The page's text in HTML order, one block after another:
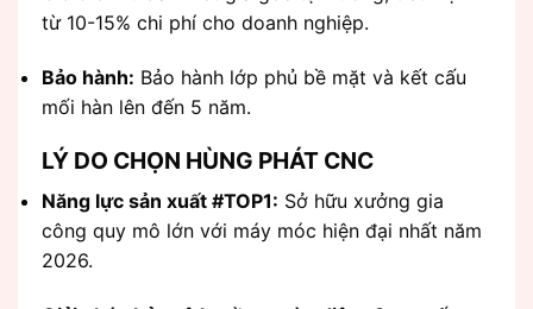
từ 10-15% chi phí cho doanh nghiệp.
Bảo hành: Bảo hành lớp phủ bề mặt và kết cấu
mối hàn lên đến 5 năm.
LÝ DO CHỌN HÙNG PHÁT CNC
Năng lực sản xuất #TOP1: Sở hữu xưởng gia
công quy mô lớn với máy móc hiện đại nhất năm
2026.